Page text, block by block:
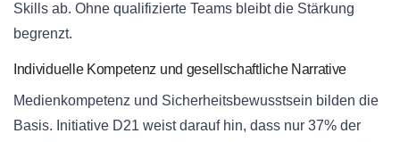
Skills ab. Ohne qualifizierte Teams bleibt die Stärkung
begrenzt.
Individuelle Kompetenz und gesellschaftliche Narrative
Medienkompetenz und Sicherheitsbewusstsein bilden die
Basis. Initiative D21 weist darauf hin, dass nur 37% der